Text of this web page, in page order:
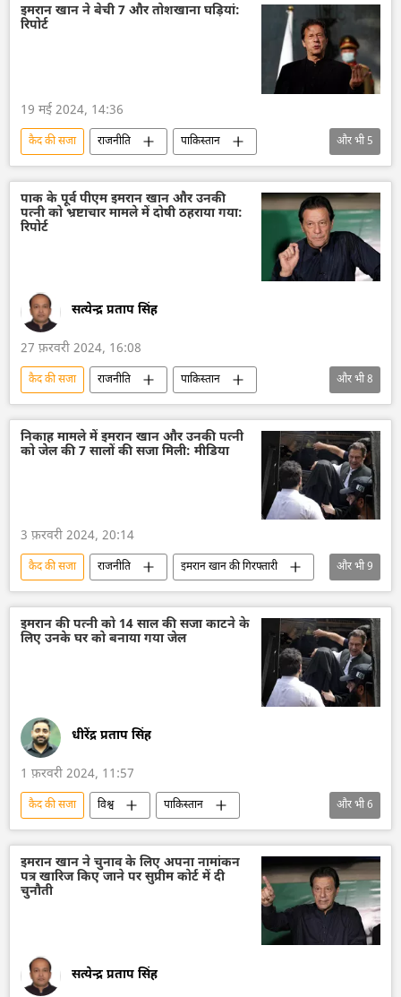
आपराधिक मानहानि
आतंकवाद विरोधी कानून
इलाहाबाद उच्च न्यायालय
न्यायालय
सुप्रीम कोर्ट
इमरान खान ने बेची 7 और तोशखाना घड़ियां:
रिपोर्ट
19 मई 2024, 14:36
कैद की सजा राजनीति
पाकिस्तान
पाकिस्तान तहरीक-ए-इंसाफ (पीटीआई)
इमरान ख़ान
इमरान खान की गिरफ्तारी
तोशाखाना मामला
इस्लामाबाद
और भी5
पाक के पूर्व पीएम इमरान खान और उनकी
पत्नी को भ्रष्टाचार मामले में दोषी ठहराया गया:
रिपोर्ट
सत्येन्द्र प्रताप सिंह
27 फ़रवरी 2024, 16:08
कैद की सजा राजनीति
पाकिस्तान
पाकिस्तान तहरीक-ए-इंसाफ (पीटीआई)
पाकिस्तानी नागरिक
पाकिस्तानी बिजनेसमैन
और भी8
निकाह मामले में इमरान खान और उनकी पत्नी
को जेल की 7 सालों की सजा मिली: मीडिया
3 फ़रवरी 2024, 20:14
कैद की सजा राजनीति
इमरान खान की गिरफ्तारी
इमरान ख़ान
पाकिस्तान
चुनाव
2024 चुनाव
भ्रष्टाचार
दक्षिण एशिया
तोशाखाना मामला
और भी9
इमरान की पत्नी को 14 साल की सजा काटने के
लिए उनके घर को बनाया गया जेल
धीरेंद्र प्रताप सिंह
1 फ़रवरी 2024, 11:57
कैद की सजा विश्व
पाकिस्तान
पाकिस्तान तहरीक-ए-इंसाफ (पीटीआई)
इमरान ख़ान
इमरान खान की गिरफ्तारी
तोशाखाना मामला
जेल की सजा
इस्लामाबाद
और भी6
इमरान खान ने चुनाव के लिए अपना नामांकन
पत्र खारिज किए जाने पर सुप्रीम कोर्ट में दी
चुनौती
सत्येन्द्र प्रताप सिंह